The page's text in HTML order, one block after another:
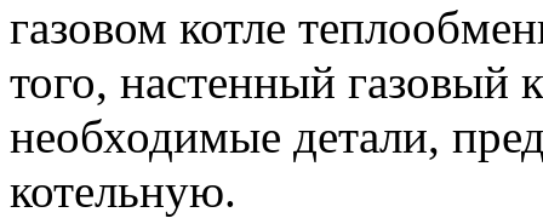
газовом котле
того, настенный газовый
необходимые детали,
котельную.